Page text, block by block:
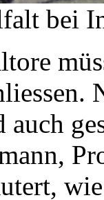
bei
auch